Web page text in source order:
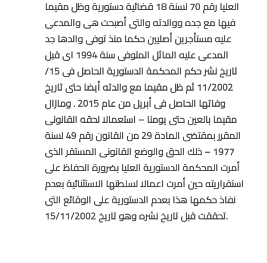
العليا رقم 70 لسنة 18 قضائية دستورية وظل مقيما
فيها مع جده ووالدته والتى أصبحت هى والمدعى
عليه مستأجرين أصليين حكما منذ توفى والدها جد
المدعى عليه الماثل المتوفى سنة 1994 اى قبل
تاريخ نشر حكم المحكمة الدستورية الحاصل فى 15/
11/2002 ثم ظل مقيما مع والدته أيضا حتى تاريخ
وفاتها الحاصل فى أبريل من عام 2015 . ومازال
مقيما بالعين حتى يومنا – استعمالا لحقه القانونى
المقرر بمقتضى المادة 29 من القانون رقم 49 لسنة
1977 – ذلك الحق والوضع القانونى المستقر الذى
أمرت المحكمة الدستورية العليا بضرورة الحفاظ على
استقراريته حين أمرت اعمالا لسلطتها الاستثنائية بعدم
نفاذ حكمها هذا بعدم الدستورية على الوقائع التى
تحققت قبل تاريخ نشره وهو تاريخ 15/11/2002.